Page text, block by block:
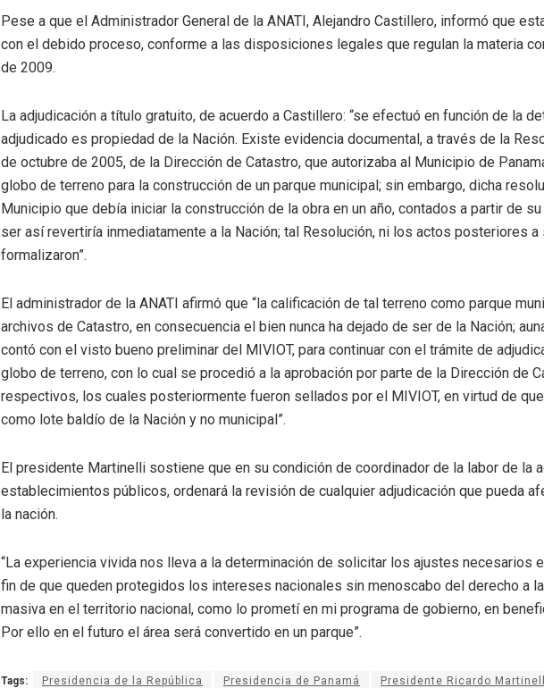
Pese a que el Administrador General de la ANATI, Alejandro Castillero, informó que
con el debido proceso, conforme a las disposiciones legales que regulan la materia
de 2009.
La adjudicación a título gratuito, de acuerdo a Castillero: “se efectuó en función de la
adjudicado es propiedad de la Nación. Existe evidencia documental, a través de la
de octubre de 2005, de la Dirección de Catastro, que autorizaba al Municipio de
globo de terreno para la construcción de un parque municipal; sin embargo, dicha
Municipio que debía iniciar la construcción de la obra en un año, contados a partir de
ser así revertiría inmediatamente a la Nación; tal Resolución, ni los actos posteriores
formalizaron”.
El administrador de la ANATI afirmó que “la calificación de tal terreno como parque
archivos de Catastro, en consecuencia el bien nunca ha dejado de ser de la Nación;
contó con el visto bueno preliminar del MIVIOT, para continuar con el trámite de
globo de terreno, con lo cual se procedió a la aprobación por parte de la Dirección de
respectivos, los cuales posteriormente fueron sellados por el MIVIOT, en virtud de
como lote baldío de la Nación y no municipal”.
El presidente Martinelli sostiene que en su condición de coordinador de la labor de la
establecimientos públicos, ordenará la revisión de cualquier adjudicación que pueda
la nación.
“La experiencia vivida nos lleva a la determinación de solicitar los ajustes necesarios
fin de que queden protegidos los intereses nacionales sin menoscabo del derecho a
masiva en el territorio nacional, como lo prometí en mi programa de gobierno, en
Por ello en el futuro el área será convertido en un parque”.
Tags: Presidencia de la República Presidencia de Panamá Presidente Ricardo